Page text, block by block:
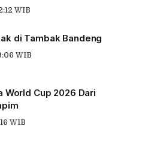
WIB
di Tambak Bandeng
WIB
World Cup 2026 Dari
WIB